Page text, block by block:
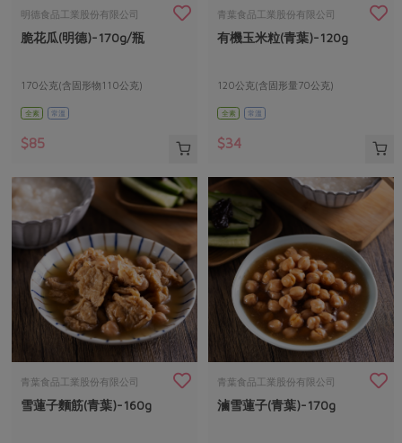
水畜加工品
調理食材・點心
調味醬料/南北貨 烘焙
保健食品
居家好物
美妝保養 個人清潔
家庭清潔
料理方式
醬料
湯品．鍋物
涼拌沙拉
主題食譜
異國料理
年菜食譜
合作25-經典快閃最後一週
合作25-精選產品第三彈
更多當季產品
議題活動
主婦聯盟X樂齡網特約優惠案
30%rPET紅烏龍茶
2024農業發展計畫年度報告
更多議題活動
把最好的台灣味帶回家！
廚房瑜伽
減硝酸鹽
減添加物 減塑減廢
公益金 食農教育
更多議題
生活者e週報
綠主張月刊
自主把關
檢驗報告
硝酸鹽檢驗
社員權益
合作社法規
社務專區
選舉專區
媒體報導
明德食品工業股份有限公司
脆花瓜(明德)-170g/瓶
170公克(含固形物110公克)
全素 常溫
$85
青葉食品工業股份有限公司
有機玉米粒(青葉)-120g
120公克(含固形量70公克)
全素 常溫
$34
青葉食品工業股份有限公司
雪蓮子麵筋(青葉)-160g
青葉食品工業股份有限公司
滷雪蓮子(青葉)-170g